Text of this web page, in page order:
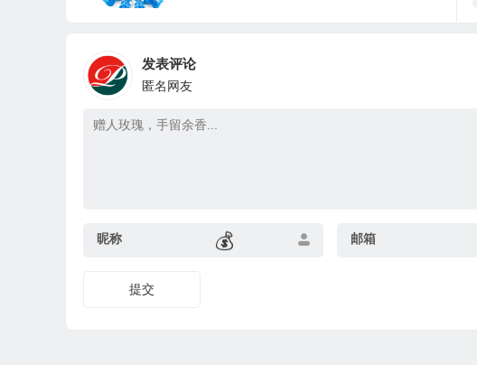
发表评论
匿名网友
昵称 邮箱
提交